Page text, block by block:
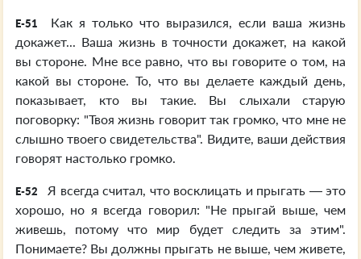
E-51
Как я только что выразился, если ваша жизнь
докажет... Ваша жизнь в точности докажет, на какой
вы стороне. Мне все равно, что вы говорите о том, на
какой вы стороне. То, что вы делаете каждый день,
показывает, кто вы такие. Вы слыхали старую
поговорку: "Твоя жизнь говорит так громко, что мне не
слышно твоего свидетельства". Видите, ваши действия
говорят настолько громко.
E-52
Я всегда считал, что восклицать и прыгать — это
хорошо, но я всегда говорил: "Не прыгай выше, чем
живешь, потому что мир будет следить за этим".
Понимаете? Вы должны прыгать не выше, чем живете,